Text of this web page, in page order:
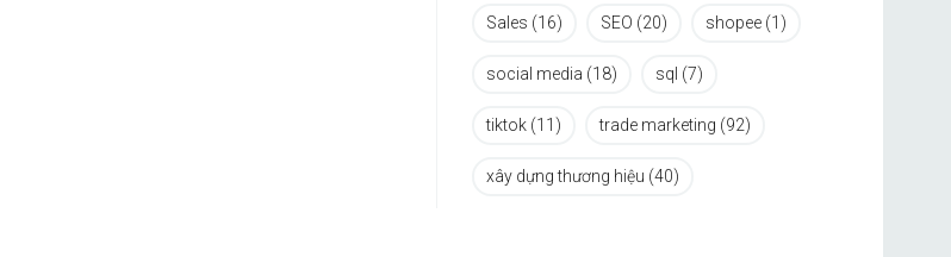
Sales (16) SEO (20) shopee (1)
social media (18) sql (7)
tiktok (11) trade marketing (92)
xây dựng thương hiệu (40)